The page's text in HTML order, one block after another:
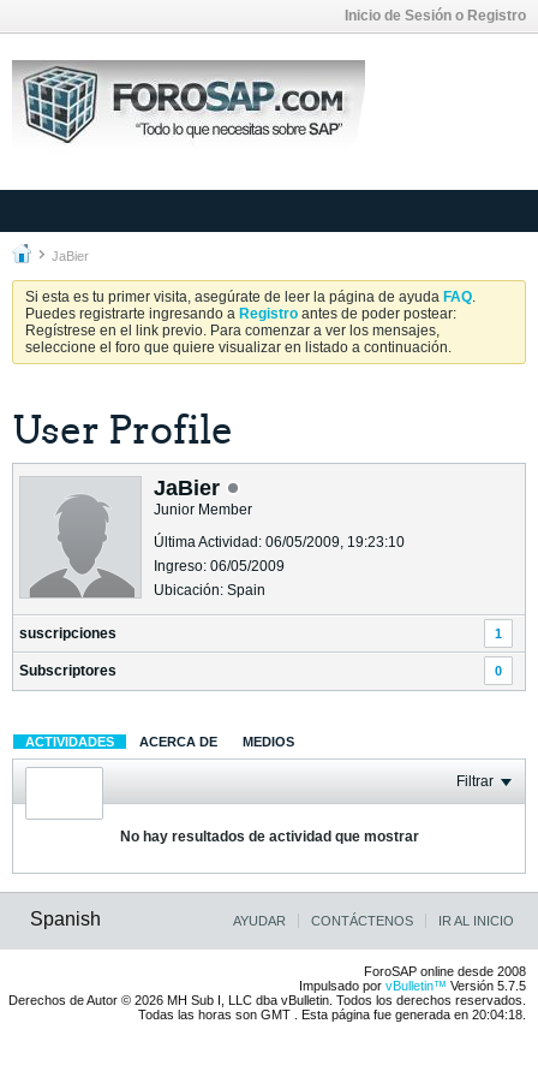
Inicio de Sesión o Registro
JaBier
Si esta es tu primer visita, asegúrate de leer la página de ayuda FAQ.
Puedes registrarte ingresando a Registro antes de poder postear:
Regístrese en el link previo. Para comenzar a ver los mensajes,
seleccione el foro que quiere visualizar en listado a continuación.
User Profile
JaBier
Junior Member
Última Actividad: 06/05/2009, 19:23:10
Ingreso: 06/05/2009
Ubicación: Spain
suscripciones 1
Subscriptores 0
ACTIVIDADES ACERCA DE MEDIOS
Filtrar
No hay resultados de actividad que mostrar
Spanish AYUDAR CONTÁCTENOS IR AL INICIO
ForoSAP online desde 2008
Impulsado por vBulletin™ Versión 5.7.5
Derechos de Autor © 2026 MH Sub I, LLC dba vBulletin. Todos los derechos reservados.
Todas las horas son GMT . Esta página fue generada en 20:04:18.